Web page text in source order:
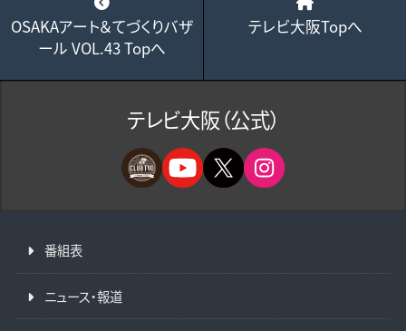
OSAKAアート＆てづくりバザ
ール VOL.43 Topへ
テレビ大阪Topへ
テレビ大阪（公式）
番組表
ニュース・報道